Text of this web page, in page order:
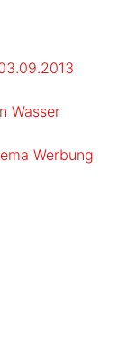
Wasser
Werbung